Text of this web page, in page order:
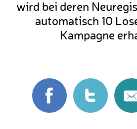
wird bei deren
automatisch 10
Kampagne